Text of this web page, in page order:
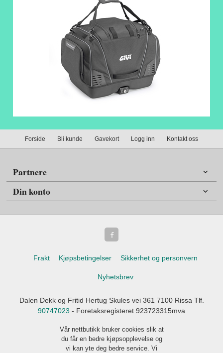
Forside Bli kunde Gavekort Logg inn Kontakt oss
Partnere
Din konto
Frakt Kjøpsbetingelser Sikkerhet og personvern
Nyhetsbrev
Dalen Dekk og Fritid Hertug Skules vei 361 7100 Rissa Tlf.
90747023 - Foretaksregisteret 923723315mva
Vår nettbutikk bruker cookies slik at
du får en bedre kjøpsopplevelse og
vi kan yte deg bedre service. Vi